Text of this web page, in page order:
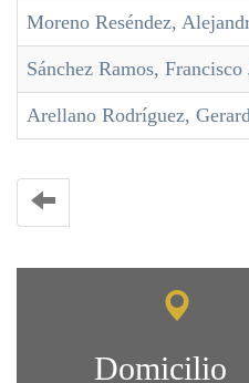
Moreno Reséndez,
Sánchez Ramos,
Arellano Rodríguez,
Domicilio